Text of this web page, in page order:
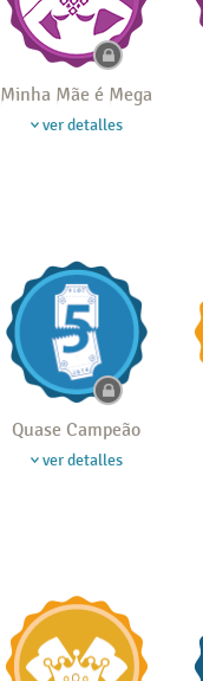
Minha Mãe é Mega
ver detalles
Quase Campeão
ver detalles